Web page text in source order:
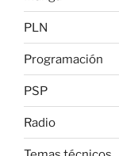
PLN
Programación
PSP
Radio